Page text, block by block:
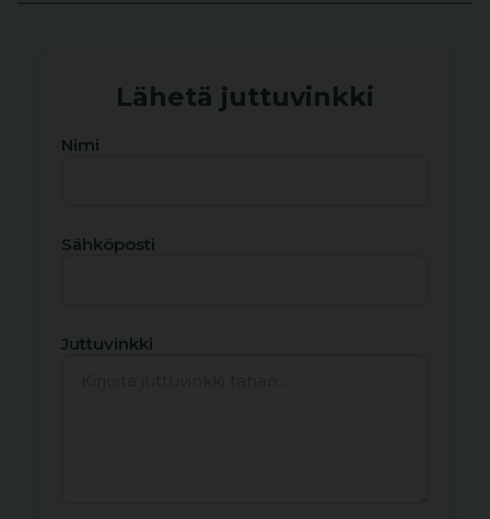
Lähetä juttuvinkki
Nimi
Sähköposti
Juttuvinkki